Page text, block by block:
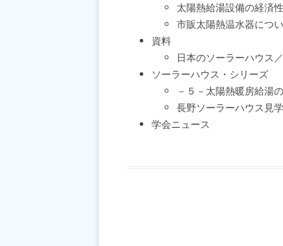
太陽熱給湯設備の経済
市販太陽熱温水器につ
資料
日本のソーラーハウス
ソーラーハウス・シリーズ
－５－太陽熱暖房給湯
長野ソーラーハウス見
学会ニュース